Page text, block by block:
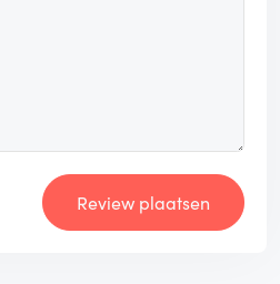
Review plaatsen